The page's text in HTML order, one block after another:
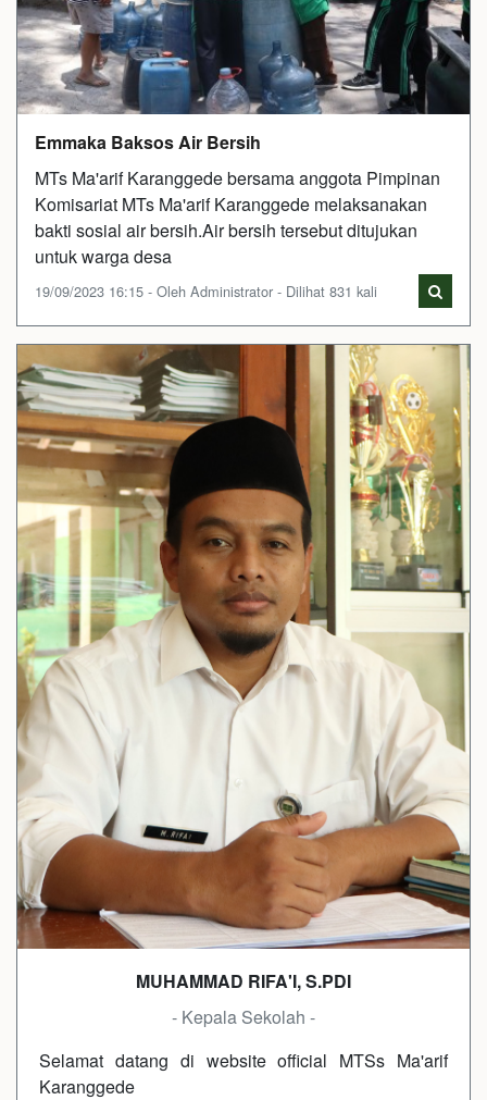
Emmaka Baksos Air Bersih
MTs Ma'arif Karanggede bersama anggota Pimpinan
Komisariat MTs Ma'arif Karanggede melaksanakan
bakti sosial air bersih.Air bersih tersebut ditujukan
untuk warga desa
19/09/2023 16:15 - Oleh Administrator - Dilihat 831 kali
MUHAMMAD RIFA'I, S.PDI
- Kepala Sekolah -
Selamat datang di website official MTSs Ma'arif
Karanggede